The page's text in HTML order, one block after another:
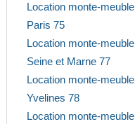
Location monte-meuble
Paris 75
Location monte-meuble
Seine et Marne 77
Location monte-meuble
Yvelines 78
Location monte-meuble